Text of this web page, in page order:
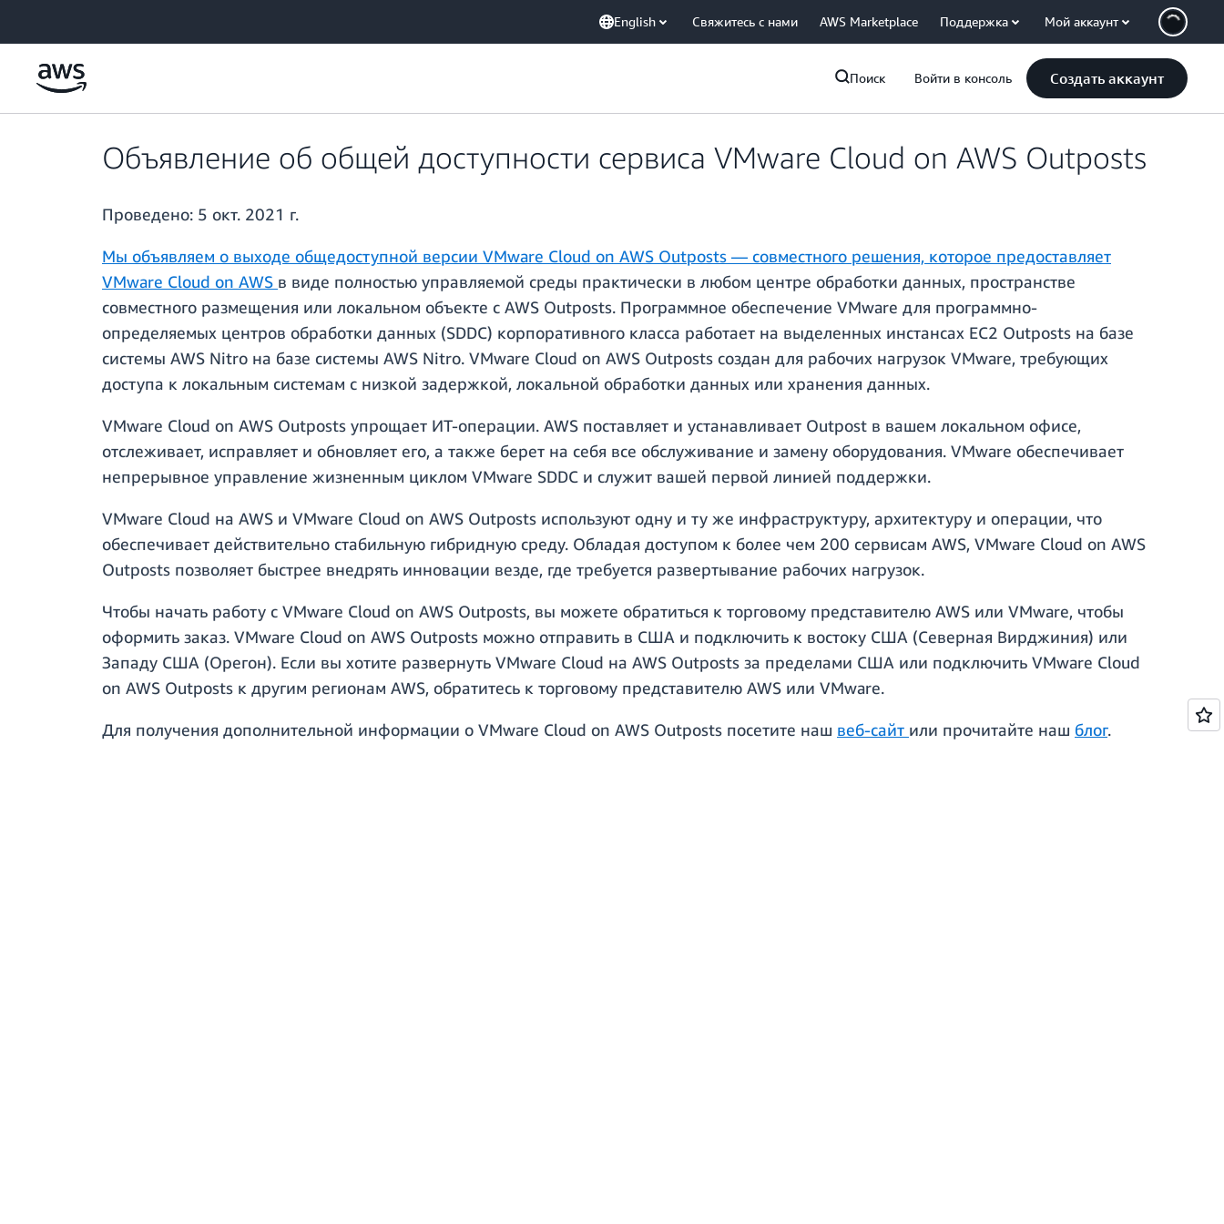
English Свяжитесь с нами AWS Marketplace Поддержка Мой аккаунт
Поиск Войти в консоль Создать аккаунт
Объявление об общей доступности сервиса VMware Cloud on AWS Outposts
Проведено: 5 окт. 2021 г.
Мы объявляем о выходе общедоступной версии VMware Cloud on AWS Outposts — совместного решения, которое предоставляет
VMware Cloud on AWS в виде полностью управляемой среды практически в любом центре обработки данных, пространстве
совместного размещения или локальном объекте с AWS Outposts. Программное обеспечение VMware для программно-
определяемых центров обработки данных (SDDC) корпоративного класса работает на выделенных инстансах EC2 Outposts на базе
системы AWS Nitro на базе системы AWS Nitro. VMware Cloud on AWS Outposts создан для рабочих нагрузок VMware, требующих
доступа к локальным системам с низкой задержкой, локальной обработки данных или хранения данных.
VMware Cloud on AWS Outposts упрощает ИТ-операции. AWS поставляет и устанавливает Outpost в вашем локальном офисе,
отслеживает, исправляет и обновляет его, а также берет на себя все обслуживание и замену оборудования. VMware обеспечивает
непрерывное управление жизненным циклом VMware SDDC и служит вашей первой линией поддержки.
VMware Cloud на AWS и VMware Cloud on AWS Outposts используют одну и ту же инфраструктуру, архитектуру и операции, что
обеспечивает действительно стабильную гибридную среду. Обладая доступом к более чем 200 сервисам AWS, VMware Cloud on AWS
Outposts позволяет быстрее внедрять инновации везде, где требуется развертывание рабочих нагрузок.
Чтобы начать работу с VMware Cloud on AWS Outposts, вы можете обратиться к торговому представителю AWS или VMware, чтобы
оформить заказ. VMware Cloud on AWS Outposts можно отправить в США и подключить к востоку США (Северная Вирджиния) или
Западу США (Орегон). Если вы хотите развернуть VMware Cloud на AWS Outposts за пределами США или подключить VMware Cloud
on AWS Outposts к другим регионам AWS, обратитесь к торговому представителю AWS или VMware.
Для получения дополнительной информации о VMware Cloud on AWS Outposts посетите наш веб-сайт или прочитайте наш блог.